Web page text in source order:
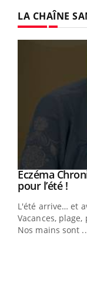
LA CHAÎNE
Youtube
Eczéma
pour l’été !
L'été arrive… et
Vacances,
Nos mains sont